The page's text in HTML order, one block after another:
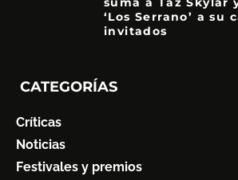
‘Los Serrano’ a su
invitados
CATEGORÍAS
Críticas
Noticias
Festivales y premios